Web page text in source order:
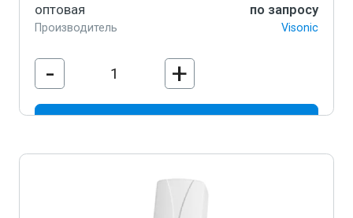
оптовая
по запросу
Производитель Visonic
- +